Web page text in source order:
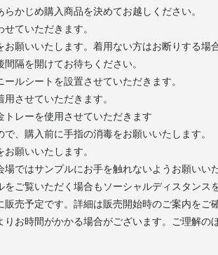
かじめ購入商品を決めてお越しください。
ていただきます。
願いいたします。着用ない方はお断りする場
隔を開けてお待ちください。
ルシートを設置させていただきます。
させていただきます。
トレーを使用させていただきます
、購入前に手指の消毒をお願いいたします。
願いいたします。
ではサンプルにお手を触れないようお願いい
ご覧いただく場合もソーシャルディスタンス
売予定です。詳細は販売開始時のご案内をご
りお時間がかかる場合がございます。ご理解の